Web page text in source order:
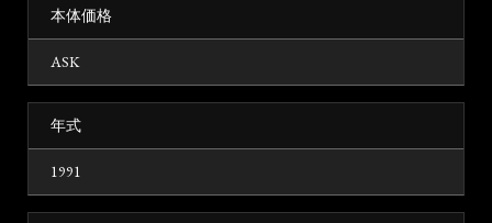
本体価格
ASK
年式
1991